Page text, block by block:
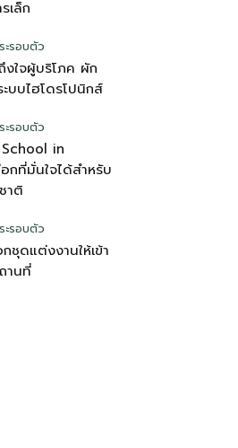
เล็ก
ะรอบตัว
งใจผู้บริโภค ผัก
บบไฮโดรโปนิกส์
ะรอบตัว
in
กที่มั่นใจได้สำหรับ
าติ
ะรอบตัว
ชุดแต่งงานให้เข้า
านที่